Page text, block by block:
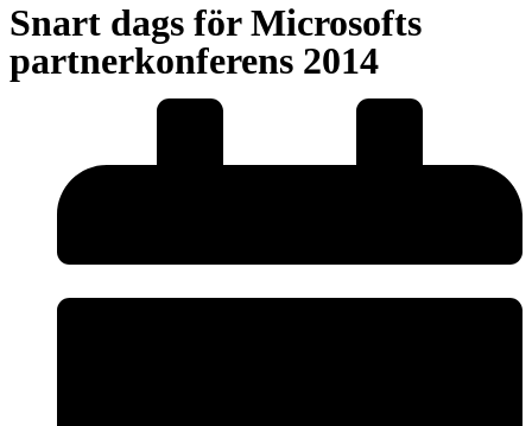
Snart dags för Microsofts
partnerkonferens 2014